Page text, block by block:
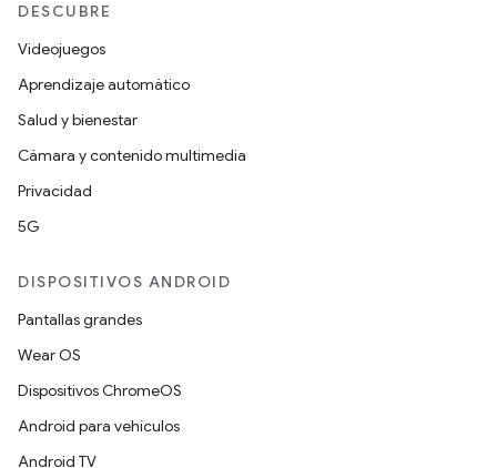
DESCUBRE
Videojuegos
Aprendizaje automático
Salud y bienestar
Cámara y contenido multimedia
Privacidad
5G
DISPOSITIVOS ANDROID
Pantallas grandes
Wear OS
Dispositivos ChromeOS
Android para vehículos
Android TV